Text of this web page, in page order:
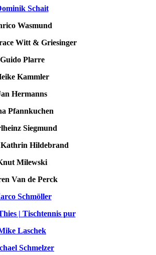
Schait
Wasmund
Witt & Griesinger
Guido Plarre
Kammler
Hermanns
Pfannkuchen
Siegmund
Hildebrand
Milewski
Van de Perck
Schmöller
| Tischtennis pur
Laschek
Schmelzer